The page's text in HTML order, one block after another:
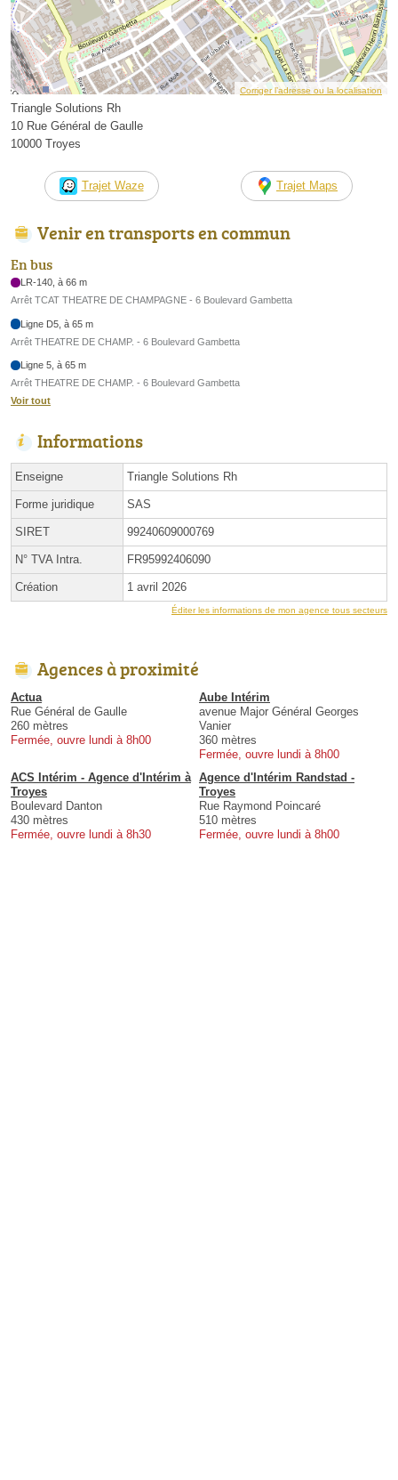
Corriger l’adresse ou la localisation
Triangle Solutions Rh
10 Rue Général de Gaulle
10000 Troyes
Trajet Waze Trajet Maps
Venir en transports en commun
En bus
LR-140, à 66 m
Arrêt TCAT THEATRE DE CHAMPAGNE - 6 Boulevard Gambetta
Ligne D5, à 65 m
Arrêt THEATRE DE CHAMP. - 6 Boulevard Gambetta
Ligne 5, à 65 m
Arrêt THEATRE DE CHAMP. - 6 Boulevard Gambetta
Voir tout
Informations
Enseigne Triangle Solutions Rh
Forme juridique SAS
SIRET 99240609000769
N° TVA Intra. FR95992406090
Création 1 avril 2026
Éditer les informations de mon agence tous secteurs
Agences à proximité
Actua
Rue Général de Gaulle
260 mètres
Fermée, ouvre lundi à 8h00
Aube Intérim
avenue Major Général Georges
Vanier
360 mètres
Fermée, ouvre lundi à 8h00
ACS Intérim - Agence d'Intérim à
Troyes
Boulevard Danton
430 mètres
Fermée, ouvre lundi à 8h30
Agence d'Intérim Randstad -
Troyes
Rue Raymond Poincaré
510 mètres
Fermée, ouvre lundi à 8h00